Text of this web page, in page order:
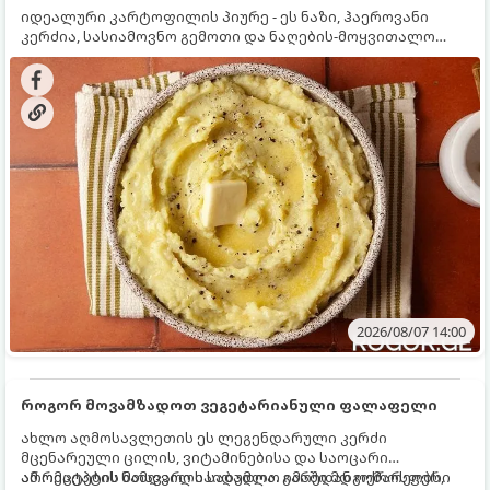
იდეალური კარტოფილის პიურე - ეს ნაზი, ჰაეროვანი
კერძია, სასიამოვნო გემოთი და ნაღების-მოყვითალო
ფერით. მისი მომზადება ძალიან მარტივია, მაგრამ
არსებობს რამდენიმე საიდუმლო, რომლებიც უნდა
იცოდეთ, რომ პიურე იდეალურად გემრიელი გამოვიდეს.
2026/08/07 14:00
როგორ მოვამზადოთ ვეგეტარიანული ფალაფელი
ახლო აღმოსავლეთის ეს ლეგენდარული კერძი
მცენარეული ცილის, ვიტამინებისა და საოცარი
არომატების ნამდვილი საბადოა. გარედან ოქროსფერი
ამ რეცეპტის მთავარი საიდუმლო იმაში მდგომარეობს,